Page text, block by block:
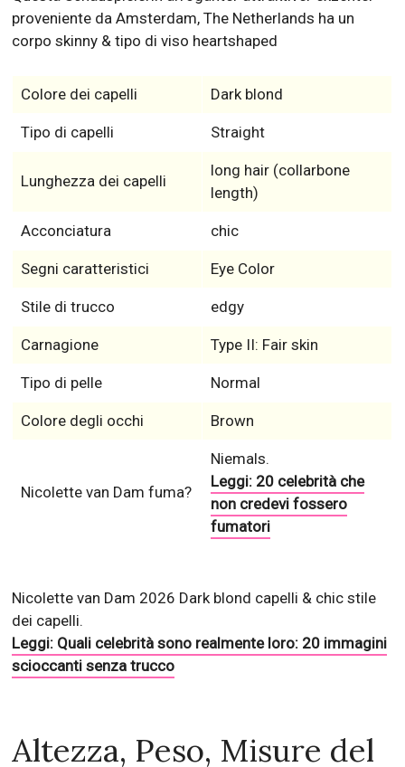
proveniente da Amsterdam, The Netherlands ha un
corpo skinny & tipo di viso heartshaped
Colore dei capelli Dark blond
Tipo di capelli Straight
Lunghezza dei capelli
long hair (collarbone
length)
Acconciatura chic
Segni caratteristici Eye Color
Stile di trucco edgy
Carnagione Type II: Fair skin
Tipo di pelle Normal
Colore degli occhi Brown
Nicolette van Dam fuma?
Niemals.
Leggi: 20 celebrità che
non credevi fossero
fumatori
Nicolette van Dam 2026 Dark blond capelli & chic stile
dei capelli.
Leggi: Quali celebrità sono realmente loro: 20 immagini
scioccanti senza trucco
Altezza, Peso, Misure del